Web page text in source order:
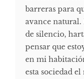
barreras para
avance natural.
de silencio,
pensar que
en mi
esta sociedad